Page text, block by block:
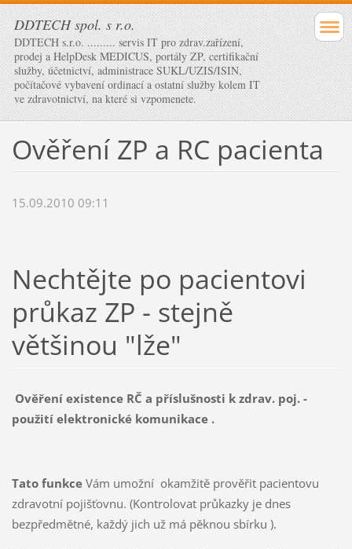
DDTECH spol. s r.o.
DDTECH s.r.o. ......... servis IT pro zdrav.zařízení,
prodej a HelpDesk MEDICUS, portály ZP, certifikační
služby, účetnictví, administrace SUKL/UZIS/ISIN,
počítačové vybavení ordinací a ostatní služby kolem IT
ve zdravotnictví, na které si vzpomenete.
Ověření ZP a RC pacienta
15.09.2010 09:11
Nechtějte po pacientovi
průkaz ZP - stejně
většinou "lže"
Ověření existence RČ a příslušnosti k zdrav. poj. -
použití elektronické komunikace .
Tato funkceVám umožní okamžitě prověřit pacientovu
zdravotní pojišťovnu. (Kontrolovat průkazky je dnes
bezpředmětné, každý jich už má pěknou sbírku ).